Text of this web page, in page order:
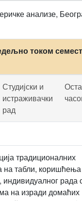
анализе,
током
Студијски и
истраживачки
рад
традиционалних
на табли, коришћења
индивидуалног рада
на изради домаћих